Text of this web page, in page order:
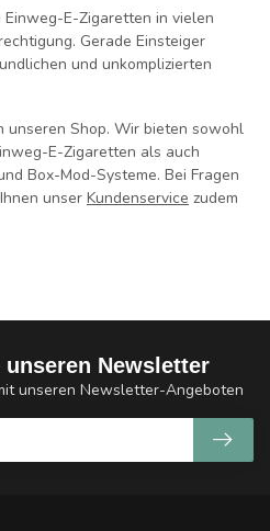
E-Zigaretten in vielen
Gerade Einsteiger
und unkomplizierten
unseren Shop. Wir bieten sowohl
E-Zigaretten als auch
Box-Mod-Systeme. Bei Fragen
unser Kundenservice zudem
Newsletter
unseren Newsletter-Angeboten